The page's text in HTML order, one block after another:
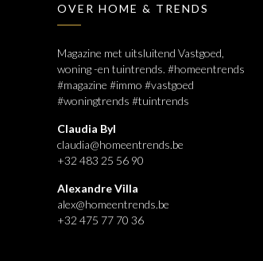
OVER HOME & TRENDS
Magazine met uitsluitend Vastgoed,
woning -en tuintrends. #homeentrends
#magazine #immo #vastgoed
#woningtrends #tuintrends
Claudia Byl
claudia@homeentrends.be
+32 483 25 56 90
Alexandre Villa
alex@homeentrends.be
+32 475 77 70 36